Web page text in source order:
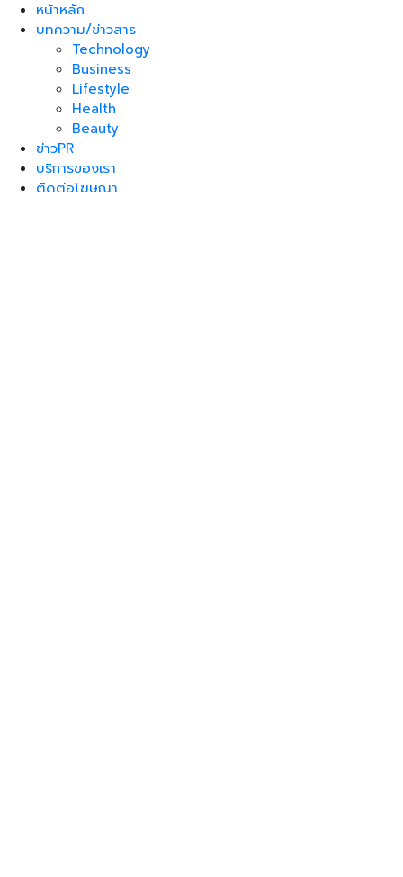
หน้าหลัก
บทความ/ข่าวสาร
Technology
Business
Lifestyle
Health
Beauty
ข่าวPR
บริการของเรา
ติดต่อโฆษณา